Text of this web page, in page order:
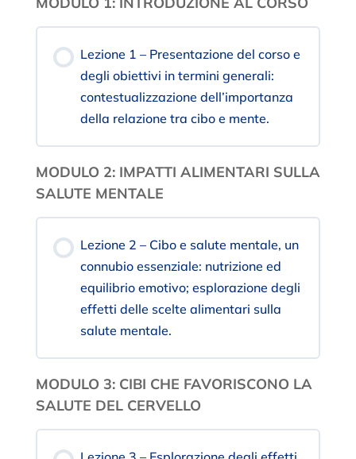
Lezione 1 – Presentazione del corso e
degli obiettivi in termini generali:
contestualizzazione dell’importanza
della relazione tra cibo e mente.
MODULO 2: IMPATTI ALIMENTARI SULLA
SALUTE MENTALE
Lezione 2 – Cibo e salute mentale, un
connubio essenziale: nutrizione ed
equilibrio emotivo; esplorazione degli
effetti delle scelte alimentari sulla
salute mentale.
MODULO 3: CIBI CHE FAVORISCONO LA
SALUTE DEL CERVELLO